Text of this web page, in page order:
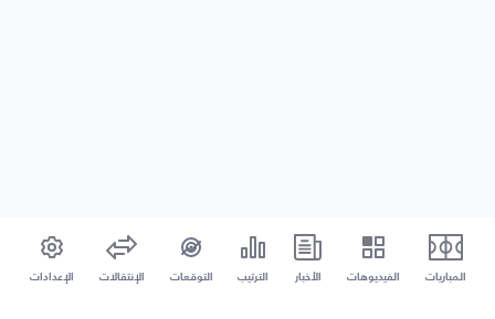
المباريات الفيديوهات الأخبار الترتيب التوقعات الإنتقالات الإعدادات